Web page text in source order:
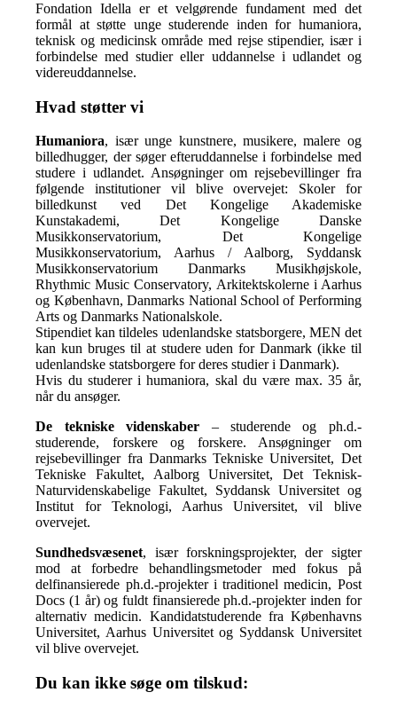
Fondation Idella er et velgørende fundament med det
formål at støtte unge studerende inden for humaniora,
teknisk og medicinsk område med rejse stipendier, især i
forbindelse med studier eller uddannelse i udlandet og
videreuddannelse.
Hvad støtter vi
Humaniora, især unge kunstnere, musikere, malere og
billedhugger, der søger efteruddannelse i forbindelse med
studere i udlandet. Ansøgninger om rejsebevillinger fra
følgende institutioner vil blive overvejet: Skoler for
billedkunst ved Det Kongelige Akademiske
Kunstakademi, Det Kongelige Danske
Musikkonservatorium, Det Kongelige
Musikkonservatorium, Aarhus / Aalborg, Syddansk
Musikkonservatorium Danmarks Musikhøjskole,
Rhythmic Music Conservatory, Arkitektskolerne i Aarhus
og København, Danmarks National School of Performing
Arts og Danmarks Nationalskole.
Stipendiet kan tildeles udenlandske statsborgere, MEN det
kan kun bruges til at studere uden for Danmark (ikke til
udenlandske statsborgere for deres studier i Danmark).
Hvis du studerer i humaniora, skal du være max. 35 år,
når du ansøger.
De tekniske videnskaber – studerende og ph.d.-
studerende, forskere og forskere. Ansøgninger om
rejsebevillinger fra Danmarks Tekniske Universitet, Det
Tekniske Fakultet, Aalborg Universitet, Det Teknisk-
Naturvidenskabelige Fakultet, Syddansk Universitet og
Institut for Teknologi, Aarhus Universitet, vil blive
overvejet.
Sundhedsvæsenet, især forskningsprojekter, der sigter
mod at forbedre behandlingsmetoder med fokus på
delfinansierede ph.d.-projekter i traditionel medicin, Post
Docs (1 år) og fuldt finansierede ph.d.-projekter inden for
alternativ medicin. Kandidatstuderende fra Københavns
Universitet, Aarhus Universitet og Syddansk Universitet
vil blive overvejet.
Du kan ikke søge om tilskud: